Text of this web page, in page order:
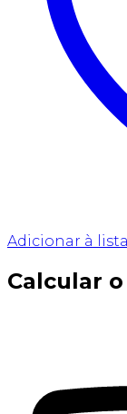
Adicionar à
Calcular